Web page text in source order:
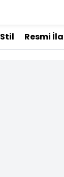
Stil Resmi